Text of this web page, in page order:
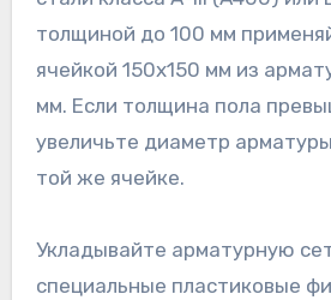
толщиной до 100 мм
ячейкой 150х150 мм из
мм. Если толщина пола
увеличьте диаметр
той же ячейке.
Укладывайте арматурную
специальные пластиковые